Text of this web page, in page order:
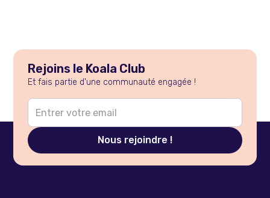
Rejoins le Koala Club
Et fais partie d'une communauté engagée !